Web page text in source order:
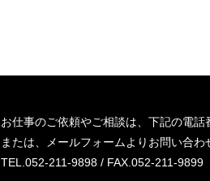
お仕事のご依頼やご相談は、下記の電話
または、メールフォームよりお問い合わ
TEL.052-211-9898 / FAX.052-211-9899